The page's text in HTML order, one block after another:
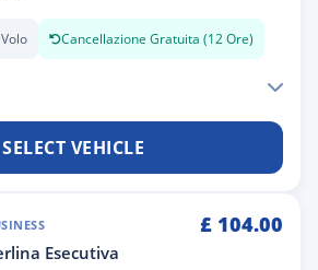
Cancellazione Gratuita (12 Ore)
SELECT VEHICLE
£ 104.00
Esecutiva